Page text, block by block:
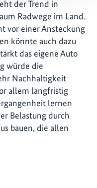
der Trend in
Radwege im Land.
vor einer Ansteckung
könnte auch dazu
das eigene Auto
würde die
Nachhaltigkeit
allem langfristig
lernen
Belastung durch
bauen, die allen